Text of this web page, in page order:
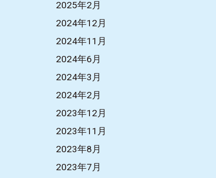
2025年2月
2024年12月
2024年11月
2024年6月
2024年3月
2024年2月
2023年12月
2023年11月
2023年8月
2023年7月